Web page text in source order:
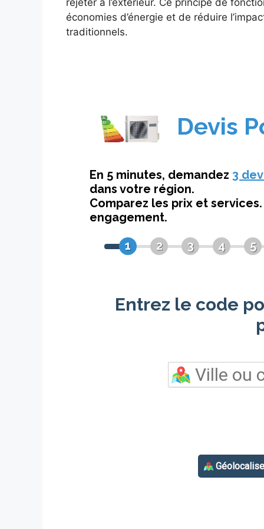
rejeter à l’extérieur. Ce principe de
économies d’énergie et de réduire
traditionnels.